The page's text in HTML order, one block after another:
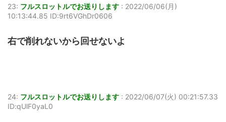
23: フルスロットルでお送りします : 2022/06/06(月)
10:13:44.85 ID:9rt6VGhDr0606
右で削れないから回せないよ
24: フルスロットルでお送りします : 2022/06/07(火) 00:21:57.33
ID:qUlF0yaL0